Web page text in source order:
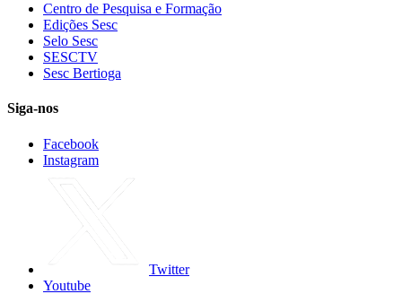
Centro de Pesquisa e Formação
Edições Sesc
Selo Sesc
SESCTV
Sesc Bertioga
Siga-nos
Facebook
Instagram
Twitter
Youtube